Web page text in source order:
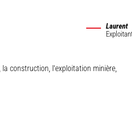
Laurent
construction, l'exploitation minière,